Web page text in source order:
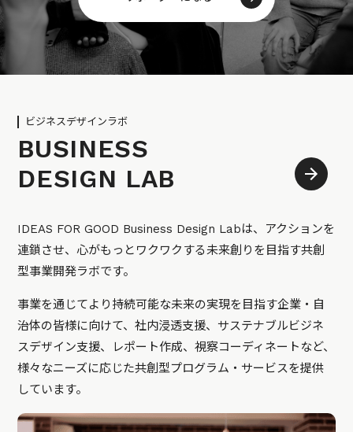
ビジネスデザインラボ
BUSINESS
DESIGN LAB
IDEAS FOR GOOD Business Design Labは、アクションを
連鎖させ、心がもっとワクワクする未来創りを目指す共創
型事業開発ラボです。
事業を通じてより持続可能な未来の実現を目指す企業・自
治体の皆様に向けて、社内浸透支援、サステナブルビジネ
スデザイン支援、レポート作成、視察コーディネートなど、
様々なニーズに応じた共創型プログラム・サービスを提供
しています。